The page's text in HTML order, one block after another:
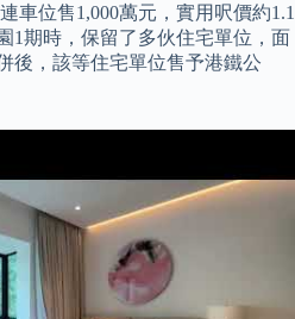
車位售1,000萬元，實用呎價約1.1
1期時，保留了多伙住宅單位，面
後，該等住宅單位售予港鐵公